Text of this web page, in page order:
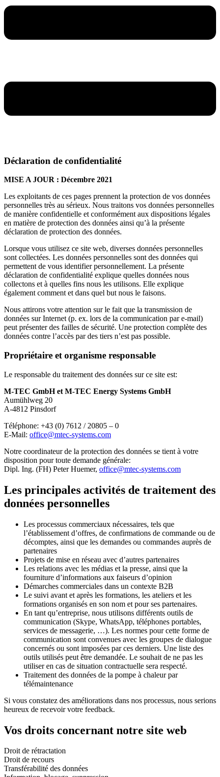
Déclaration de confidentialité
MISE A JOUR : Décembre 2021
Les exploitants de ces pages prennent la protection de vos données
personnelles très au sérieux. Nous traitons vos données personnelles
de manière confidentielle et conformément aux dispositions légales
en matière de protection des données ainsi qu’à la présente
déclaration de protection des données.
Lorsque vous utilisez ce site web, diverses données personnelles
sont collectées. Les données personnelles sont des données qui
permettent de vous identifier personnellement. La présente
déclaration de confidentialité explique quelles données nous
collectons et à quelles fins nous les utilisons. Elle explique
également comment et dans quel but nous le faisons.
Nous attirons votre attention sur le fait que la transmission de
données sur Internet (p. ex. lors de la communication par e-mail)
peut présenter des failles de sécurité. Une protection complète des
données contre l’accès par des tiers n’est pas possible.
Propriétaire et organisme responsable
Le responsable du traitement des données sur ce site est:
M-TEC GmbH et M-TEC Energy Systems GmbH
Aumühlweg 20
A-4812 Pinsdorf
Téléphone: +43 (0) 7612 / 20805 – 0
E-Mail: office@mtec-systems.com
Notre coordinateur de la protection des données se tient à votre
disposition pour toute demande générale:
Dipl. Ing. (FH) Peter Huemer, office@mtec-systems.com
Les principales activités de traitement des
données personnelles
Les processus commerciaux nécessaires, tels que
l’établissement d’offres, de confirmations de commande ou de
décomptes, ainsi que les demandes ou commandes auprès de
partenaires
Projets de mise en réseau avec d’autres partenaires
Les relations avec les médias et la presse, ainsi que la
fourniture d’informations aux faiseurs d’opinion
Démarches commerciales dans un contexte B2B
Le suivi avant et après les formations, les ateliers et les
formations organisés en son nom et pour ses partenaires.
En tant qu’entreprise, nous utilisons différents outils de
communication (Skype, WhatsApp, téléphones portables,
services de messagerie, …). Les normes pour cette forme de
communication sont convenues avec les groupes de dialogue
concernés ou sont imposées par ces derniers. Une liste des
outils utilisés peut être demandée. Le souhait de ne pas les
utiliser en cas de situation contractuelle sera respecté.
Traitement des données de la pompe à chaleur par
télémaintenance
Si vous constatez des améliorations dans nos processus, nous serions
heureux de recevoir votre feedback.
Vos droits concernant notre site web
Droit de rétractation
Droit de recours
Transférabilité des données